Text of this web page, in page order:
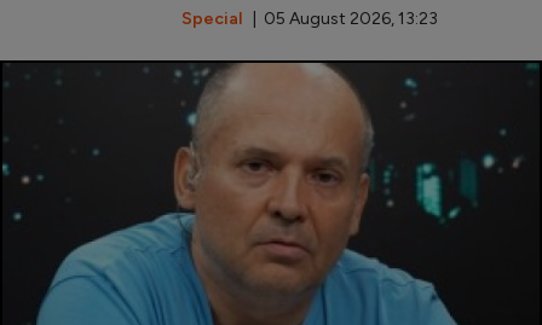
Special | 05 August 2026, 13:23